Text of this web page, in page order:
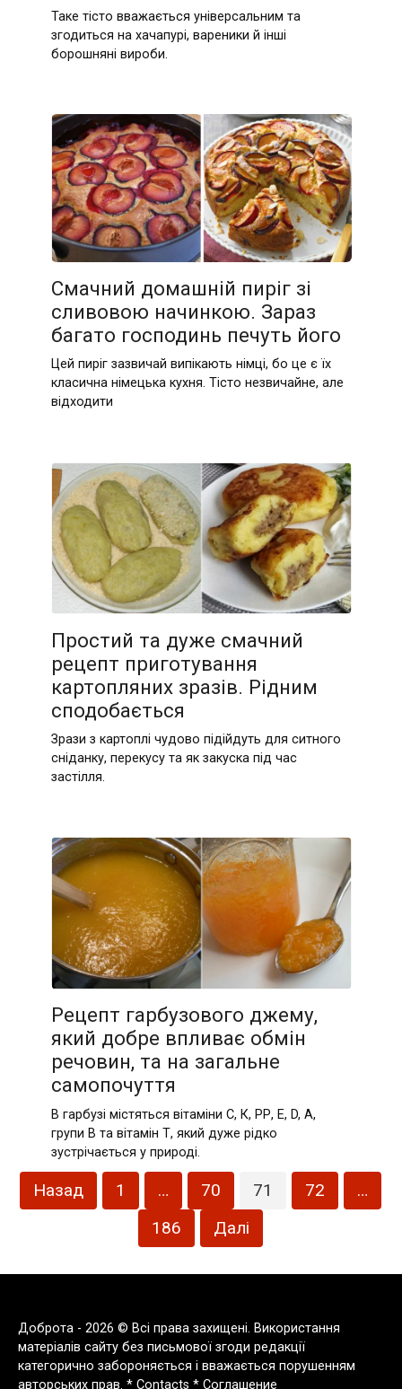
Таке тісто вважається універсальним та
згодиться на хачапурі, вареники й інші
борошняні вироби.
Смачний домашній пиріг зі
сливовою начинкою. Зараз
багато господинь печуть його
Цей пиріг зазвичай випікають німці, бо це є їх
класична німецька кухня. Тісто незвичайне, але
відходити
Простий та дуже смачний
рецепт приготування
картопляних зразів. Рідним
сподобається
Зрази з картоплі чудово підійдуть для ситного
сніданку, перекусу та як закуска під час
застілля.
Рецепт гарбузового джему,
який добре впливає обмін
речовин, та на загальне
самопочуття
В гарбузі містяться вітаміни С, К, РР, Е, D, А,
групи B та вітамін Т, який дуже рідко
зустрічається у природі.
Пагінація
записів
Назад 1 … 70 71 72
…
186
Далі
Доброта - 2026 © Всі права захищені. Використання
матеріалів сайту без письмової згоди редакції
категорично забороняється і вважається порушенням
авторських прав. * Contacts * Соглашение